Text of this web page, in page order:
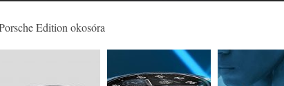
Edition okosóra